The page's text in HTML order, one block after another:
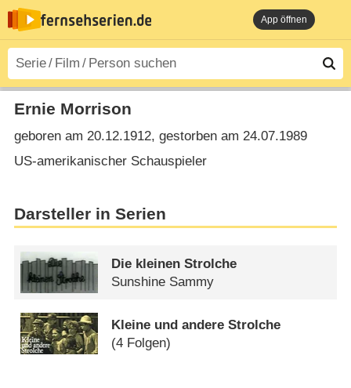
App öffnen
Ernie Morrison
geboren am 20.12.1912, gestorben am 24.07.1989
US-amerikanischer Schauspieler
Darsteller in Serien
Die kleinen Strolche
Sunshine Sammy
Kleine und andere Strolche
(4 Folgen)